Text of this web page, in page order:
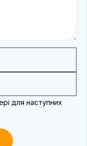
для наступних